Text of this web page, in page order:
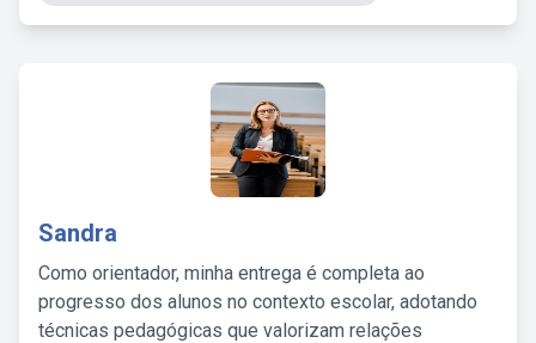
Sandra
Como orientador, minha entrega é completa ao
progresso dos alunos no contexto escolar, adotando
técnicas pedagógicas que valorizam relações